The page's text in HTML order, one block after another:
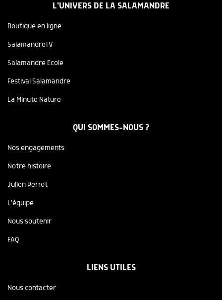
L'UNIVERS DE LA SALAMANDRE
Boutique en ligne
SalamandreTV
Salamandre Ecole
Festival Salamandre
La Minute Nature
QUI SOMMES-NOUS ?
Nos engagements
Notre histoire
Julien Perrot
L'équipe
Nous soutenir
FAQ
LIENS UTILES
Nous contacter